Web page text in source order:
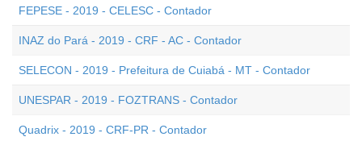
FEPESE - 2019 - CELESC - Contador
INAZ do Pará - 2019 - CRF - AC - Contador
SELECON - 2019 - Prefeitura de Cuiabá - MT - Contador
UNESPAR - 2019 - FOZTRANS - Contador
Quadrix - 2019 - CRF-PR - Contador